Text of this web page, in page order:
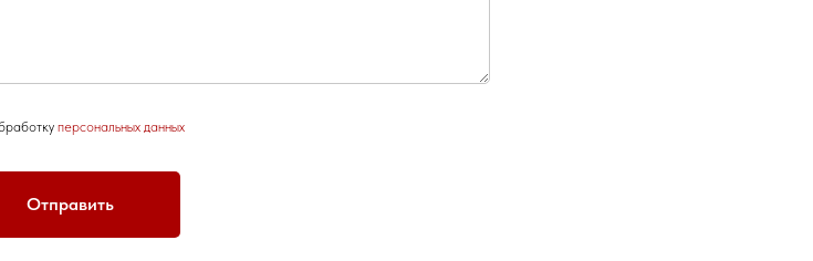
персональных данных
Отправить